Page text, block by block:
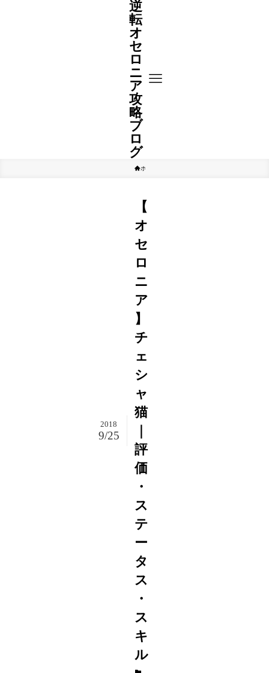
逆
転
オ
セ
ロ
ニ
ア
攻
略
ブ
ロ
グ
ホーム
【
オ
セ
ロ
ニ
ア
】
チ
ェ
シ
ャ
猫
評
価
・
ス
テ
ー
タ
ス
・
ス
キ
ル
2018
9/25